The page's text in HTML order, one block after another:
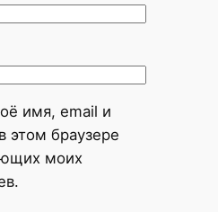
имя, email и
этом браузере
моих